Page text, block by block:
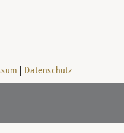
Datenschutz